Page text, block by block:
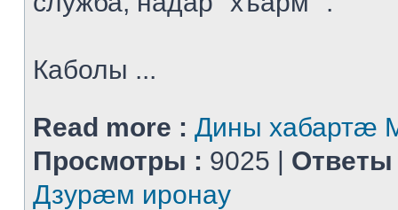
Каболы ...
Read more : Дины хабартæ
Просмотры : 9025 | Ответы
Дзурæм иронау